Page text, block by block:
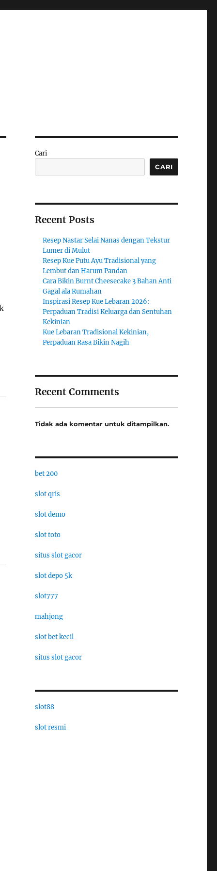
Cari
CARI
Recent Posts
Resep Nastar Selai Nanas dengan Tekstur
Lumer di Mulut
Resep Kue Putu Ayu Tradisional yang
Lembut dan Harum Pandan
Cara Bikin Burnt Cheesecake 3 Bahan Anti
Gagal ala Rumahan
Inspirasi Resep Kue Lebaran 2026:
Perpaduan Tradisi Keluarga dan Sentuhan
Kekinian
Kue Lebaran Tradisional Kekinian,
Perpaduan Rasa Bikin Nagih
Recent Comments
Tidak ada komentar untuk ditampilkan.
bet 200
slot qris
slot demo
slot toto
situs slot gacor
slot depo 5k
slot777
mahjong
slot bet kecil
situs slot gacor
slot88
slot resmi